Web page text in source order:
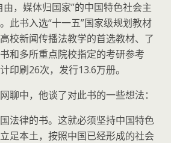
，媒体归国家”的中国特色社会主
此书入选“十一五”国家级规划教材
校新闻传播法教学的首选教材、了
和多所重点院校指定的考研参考
印刷26次，发行13.6万册。
聊中，他谈了对此书的一些想法：
法律的书。这就必须坚持中国特色
足本土，按照中国已经形成的社会